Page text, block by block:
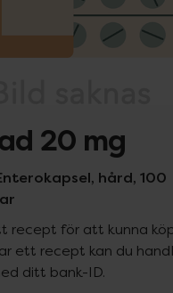
20 mg
hård, 100
recept för att kunna
ett recept kan du
ditt bank-ID.